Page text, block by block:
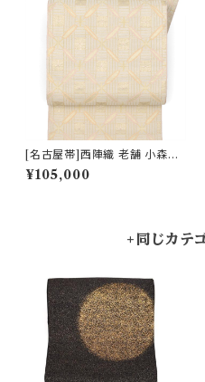
[名古屋帯]西陣織 老舗 小森織
物 謹製 七宝松 九寸帯 正絹 日
本製(商品番号:22434)
¥105,000
+同じカテ